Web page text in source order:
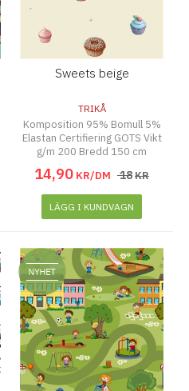
Sweets beige
TRIKÅ
Komposition 95% Bomull 5%
Elastan Certifiering GOTS Vikt
g/m 200 Bredd 150 cm
14,90 KR/DM 18KR
LÄGG I KUNDVAGN